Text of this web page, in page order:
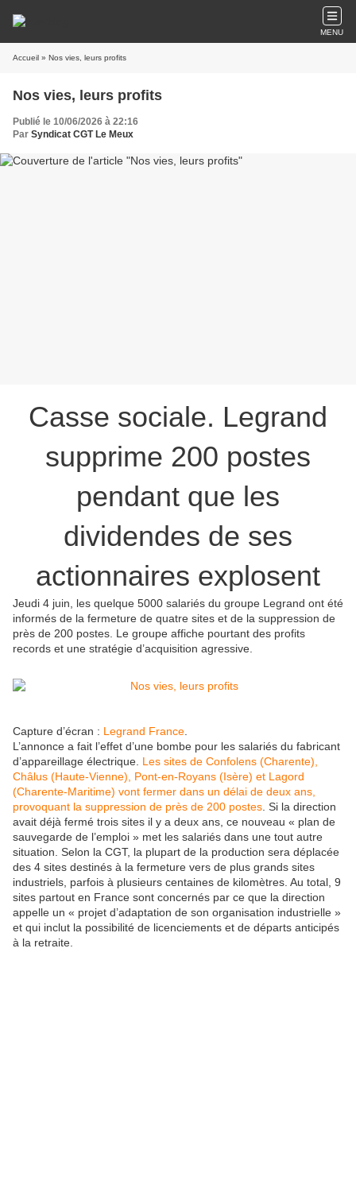
MENU
Accueil » Nos vies, leurs profits
Nos vies, leurs profits
Publié le 10/06/2026 à 22:16
Par Syndicat CGT Le Meux
Casse sociale. Legrand
supprime 200 postes
pendant que les
dividendes de ses
actionnaires explosent
Jeudi 4 juin, les quelque 5000 salariés du groupe Legrand ont été
informés de la fermeture de quatre sites et de la suppression de
près de 200 postes. Le groupe affiche pourtant des profits
records et une stratégie d’acquisition agressive.
Capture d’écran : Legrand France
L’annonce a fait l’effet d’une bombe pour les salariés du fabricant
d’appareillage électrique. Les sites de Confolens (Charente),
Châlus (Haute-Vienne), Pont-en-Royans (Isère) et Lagord
(Charente-Maritime) vont fermer dans un délai de deux ans,
provoquant la suppression de près de 200 postes . Si la direction
avait déjà fermé trois sites il y a deux ans, ce nouveau « plan de
sauvegarde de l’emploi » met les salariés dans une tout autre
situation. Selon la CGT, la plupart de la production sera déplacée
des 4 sites destinés à la fermeture vers de plus grands sites
industriels, parfois à plusieurs centaines de kilomètres. Au total, 9
sites partout en France sont concernés par ce que la direction
appelle un « projet d’adaptation de son organisation industrielle »
et qui inclut la possibilité de licenciements et de départs anticipés
à la retraite.